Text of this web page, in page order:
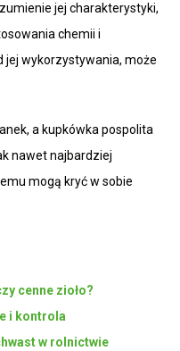
jej charakterystyki,
chemii i
jej wykorzystywania, może
a kupkówka pospolita
nawet najbardziej
mogą kryć w sobie
cenne zioło?
i kontrola
w rolnictwie